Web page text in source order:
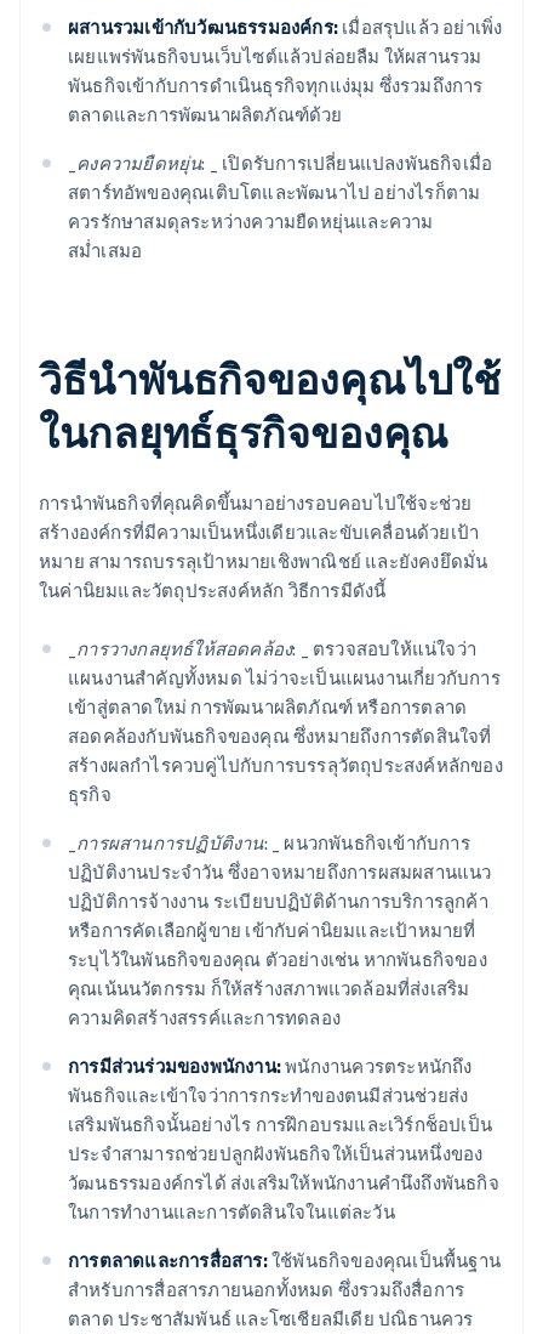
ผสานรวมเข้ากับวัฒนธรรมองค์กร: เมื่อสรุปแล้ว อย่าเพิ่ง
เผยแพร่พันธกิจบนเว็บไซต์แล้วปล่อยลืม ให้ผสานรวม
พันธกิจเข้ากับการดำเนินธุรกิจทุกแง่มุม ซึ่งรวมถึงการ
ตลาดและการพัฒนาผลิตภัณฑ์ด้วย
คงความยืดหยุ่น: _
เปิดรับการเปลี่ยนแปลงพันธกิจเมื่อ
สตาร์ทอัพของคุณเติบโตและพัฒนาไป อย่างไรก็ตาม
ควรรักษาสมดุลระหว่างความยืดหยุ่นและความ
สม่ำเสมอ
วิธีนำพันธกิจของคุณไปใช้
ในกลยุทธ์ธุรกิจของคุณ
การนำพันธกิจที่คุณคิดขึ้นมาอย่างรอบคอบไปใช้จะช่วย
สร้างองค์กรที่มีความเป็นหนึ่งเดียวและขับเคลื่อนด้วยเป้า
หมาย สามารถบรรลุเป้าหมายเชิงพาณิชย์ และยังคงยึดมั่น
ในค่านิยมและวัตถุประสงค์หลัก วิธีการมีดังนี้
การวางกลยุทธ์ให้สอดคล้อง: _
ตรวจสอบให้แน่ใจว่า
แผนงานสำคัญทั้งหมด ไม่ว่าจะเป็นแผนงานเกี่ยวกับการ
เข้าสู่ตลาดใหม่ การพัฒนาผลิตภัณฑ์ หรือการตลาด
สอดคล้องกับพันธกิจของคุณ ซึ่งหมายถึงการตัดสินใจที่
สร้างผลกำไรควบคู่ไปกับการบรรลุวัตถุประสงค์หลักของ
ธุรกิจ
การผสานการปฏิบัติงาน: _
ผนวกพันธกิจเข้ากับการ
ปฏิบัติงานประจำวัน ซึ่งอาจหมายถึงการผสมผสานแนว
ปฏิบัติการจ้างงาน ระเบียบปฏิบัติด้านการบริการลูกค้า
หรือการคัดเลือกผู้ขาย เข้ากับค่านิยมและเป้าหมายที่
ระบุไว้ในพันธกิจของคุณ ตัวอย่างเช่น หากพันธกิจของ
คุณเน้นนวัตกรรม ก็ให้สร้างสภาพแวดล้อมที่ส่งเสริม
ความคิดสร้างสรรค์และการทดลอง
การมีส่วนร่วมของพนักงาน:พนักงานควรตระหนักถึง
พันธกิจและเข้าใจว่าการกระทำของตนมีส่วนช่วยส่ง
เสริมพันธกิจนั้นอย่างไร การฝึกอบรมและเวิร์กช็อปเป็น
ประจำสามารถช่วยปลูกฝังพันธกิจให้เป็นส่วนหนึ่งของ
วัฒนธรรมองค์กรได้ ส่งเสริมให้พนักงานคำนึงถึงพันธกิจ
ในการทำงานและการตัดสินใจในแต่ละวัน
การตลาดและการสื่อสาร:ใช้พันธกิจของคุณเป็นพื้นฐาน
สำหรับการสื่อสารภายนอกทั้งหมด ซึ่งรวมถึงสื่อการ
ตลาด ประชาสัมพันธ์ และโซเชียลมีเดีย ปณิธานควร